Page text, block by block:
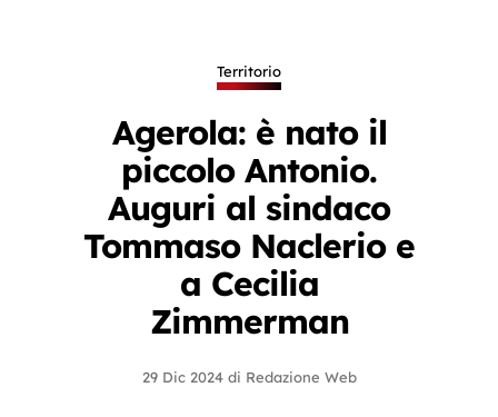
Territorio
Agerola: è nato il
piccolo Antonio.
Auguri al sindaco
Tommaso Naclerio e
a Cecilia
Zimmerman
29 Dic 2024 di Redazione Web